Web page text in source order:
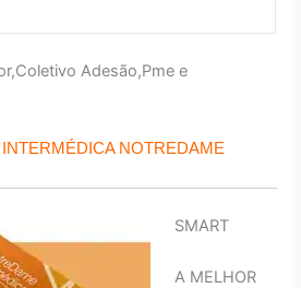
Adesão,Pme e
NOTREDAME
SMART
A MELHOR